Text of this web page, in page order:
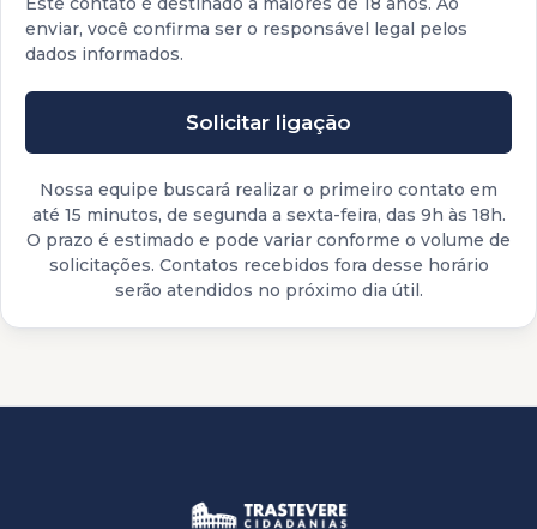
enviar, você confirma ser o responsável legal pelos
dados informados.
Solicitar ligação
Nossa equipe buscará realizar o primeiro contato em
até 15 minutos, de segunda a sexta-feira, das 9h às 18h.
O prazo é estimado e pode variar conforme o volume de
solicitações. Contatos recebidos fora desse horário
serão atendidos no próximo dia útil.